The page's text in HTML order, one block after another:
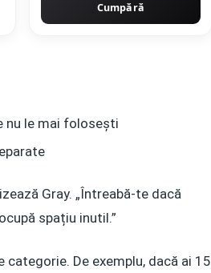
Cumpără
nu le mai folosești
Gray. „Întreabă-te dacă
spațiu inutil.”
De exemplu, dacă ai 15